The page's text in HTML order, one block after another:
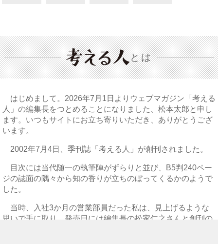
とは
はじめまして。2026年7月1日よりウェブマガジン「考える
人」の編集長をつとめることになりました、松本太郎と申し
ます。いつもサイトにお立ち寄りいただき、ありがとうござ
います。
2002年7月4日、季刊誌「考える人」が創刊されました。
目次には当代随一の執筆陣がずらりと並び、B5判240ペー
ジの誌面の隅々から知の香りが立ちのぼってくるかのようで
した。
当時、入社3か月の営業部員だった私は、見上げるような
思いで手に取り、発売日には編集長の松家仁之さんと創刊の